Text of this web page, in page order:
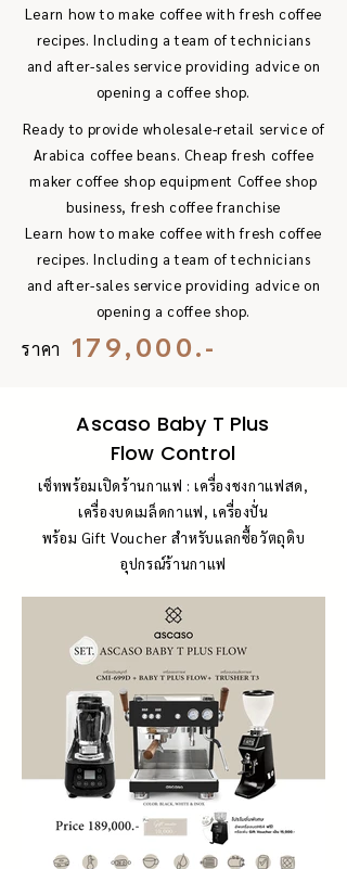
Learn how to make coffee with fresh coffee
recipes. Including a team of technicians
and after-sales service providing advice on
opening a coffee shop.
Ready to provide wholesale-retail service of
Arabica coffee beans. Cheap fresh coffee
maker coffee shop equipment Coffee shop
business, fresh coffee franchise
Learn how to make coffee with fresh coffee
recipes. Including a team of technicians
and after-sales service providing advice on
opening a coffee shop.
ราคา 179,000.-
Ascaso Baby T Plus
Flow Control
เซ็ทพร้อมเปิดร้านกาแฟ : เครื่องชงกาแฟสด,
เครื่องบดเมล็ดกาแฟ, เครื่องปั่น
พร้อม Gift Voucher สำหรับแลกซื้อวัตถุดิบ
อุปกรณ์ร้านกาแฟ